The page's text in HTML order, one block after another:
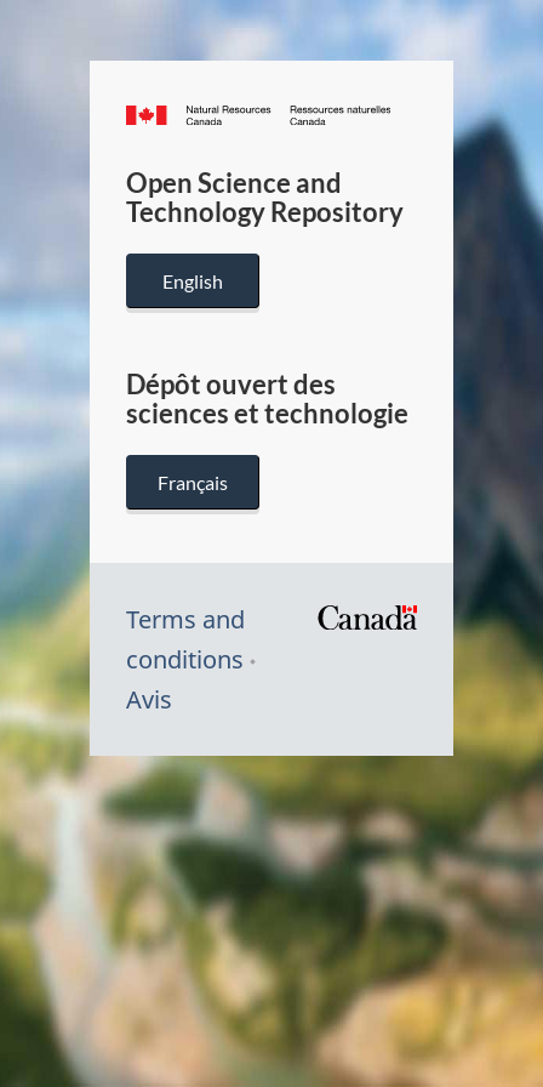
Canada.ca
/
Canada
Open Science and
Technology Repository
English
Dépôt ouvert des
sciences et technologie
Français
Terms and
conditions
Avis
Canada